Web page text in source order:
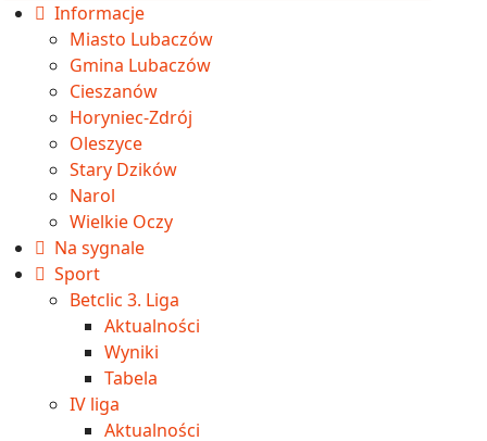
Informacje
Miasto Lubaczów
Gmina Lubaczów
Cieszanów
Horyniec-Zdrój
Oleszyce
Stary Dzików
Narol
Wielkie Oczy
Na sygnale
Sport
Betclic 3. Liga
Aktualności
Wyniki
Tabela
IV liga
Aktualności